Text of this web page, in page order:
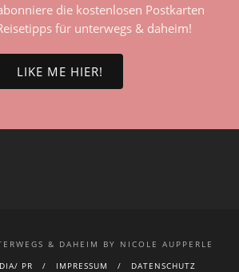
die kostenlosen Postkarten
für unterwegs & daheim!
LIKE ME HIER!
& DAHEIM BY NICOLE AUPPERLE
PR IMPRESSUM DATENSCHUTZ